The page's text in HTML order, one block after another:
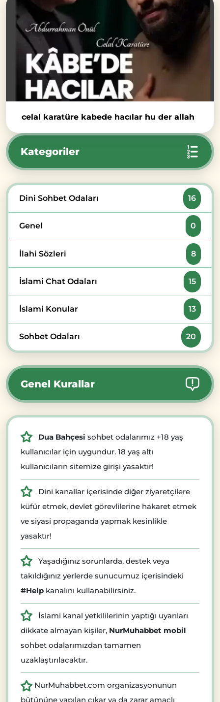
celal karatüre kabede hacılar hu der allah
Kategoriler
Dini Sohbet Odaları 16
Genel 0
İlahi Sözleri 8
İslami Chat Odaları 15
İslami Konular 13
Sohbet Odaları 20
Genel Kurallar
Dua Bahçesi sohbet odalarımız +18 yaş
kullanıcılar için uygundur. 18 yaş altı
kullanıcıların sitemize girişi yasaktır!
Dini kanallar içerisinde diğer ziyaretçilere
küfür etmek, devlet görevlilerine hakaret etmek
ve siyasi propaganda yapmak kesinlikle
yasaktır!
Yaşadığınız sorunlarda, destek veya
takıldığınız yerlerde sunucumuz içerisindeki
#Help kanalını kullanabilirsiniz.
İslami kanal yetkililerinin yaptığı uyarıları
dikkate almayan kişiler, NurMuhabbet mobil
sohbet odalarımızdan tamamen
uzaklaştırılacaktır.
NurMuhabbet.com organizasyonunun
bütününe yapılan çıkar ya da zarar amaçlı